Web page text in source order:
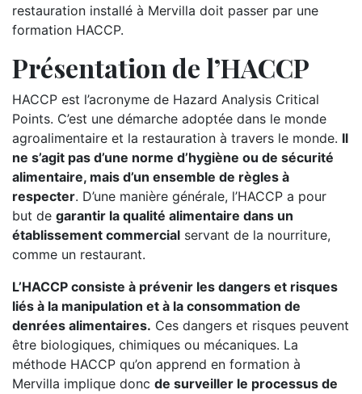
restauration installé à Mervilla doit passer par une
formation HACCP.
Présentation de l’HACCP
HACCP est l’acronyme de Hazard Analysis Critical
Points. C’est une démarche adoptée dans le monde
agroalimentaire et la restauration à travers le monde. Il
ne s’agit pas d’une norme d’hygiène ou de sécurité
alimentaire, mais d’un ensemble de règles à
respecter. D’une manière générale, l’HACCP a pour
but de garantir la qualité alimentaire dans un
établissement commercial servant de la nourriture,
comme un restaurant.
L’HACCP consiste à prévenir les dangers et risques
liés à la manipulation et à la consommation de
denrées alimentaires. Ces dangers et risques peuvent
être biologiques, chimiques ou mécaniques. La
méthode HACCP qu’on apprend en formation à
Mervilla implique donc de surveiller le processus de